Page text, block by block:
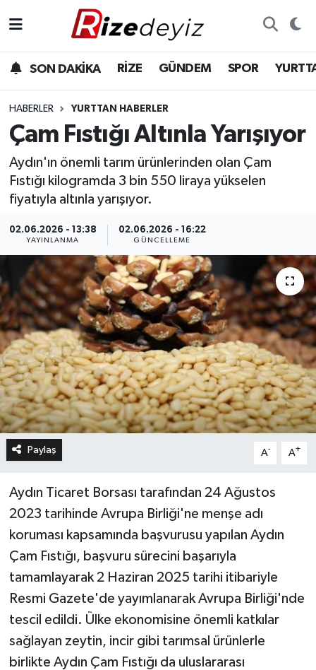
SON DAKİKA RİZE GÜNDEM SPOR
HABERLER YURTTAN HABERLER
Çam Fıstığı Altınla Yarışıyor
Aydın'ın önemli tarım ürünlerinden olan Çam
Fıstığı kilogramda 3 bin 550 liraya yükselen
fiyatıyla altınla yarışıyor.
02.06.2026 - 13:38
YAYINLANMA
02.06.2026 - 16:22
GÜNCELLEME
Paylaş A- A+
Aydın Ticaret Borsası tarafından 24 Ağustos
2023 tarihinde Avrupa Birliği'ne menşe adı
koruması kapsamında başvurusu yapılan Aydın
Çam Fıstığı, başvuru sürecini başarıyla
tamamlayarak 2 Haziran 2025 tarihi itibariyle
Resmi Gazete'de yayımlanarak Avrupa Birliği'nde
tescil edildi. Ülke ekonomisine önemli katkılar
sağlayan zeytin, incir gibi tarımsal ürünlerle
birlikte Aydın Çam Fıstığı da uluslararası
Gündem
Yurttan Haberler
Ekonomi
Teknoloji
Sağlık
Rize Hava Durumu
Rize Trafik Yoğunluk Haritası
Süper Lig Puan Durumu ve Fikstür
Tüm Manşetler
Son Dakika Haberleri
Haber Arşivi